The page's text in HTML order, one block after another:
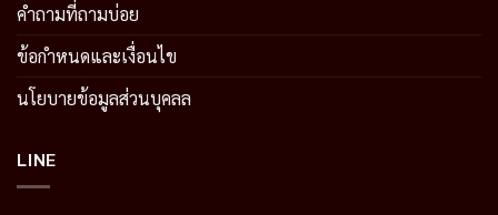
คำถามที่ถามบ่อย
ข้อกำหนดและเงื่อนไข
นโยบายข้อมูลส่วนบุคลล
LINE